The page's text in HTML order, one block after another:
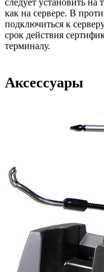
как на сервере. В
подключиться к
срок действия
терминалу.
Аксессуары